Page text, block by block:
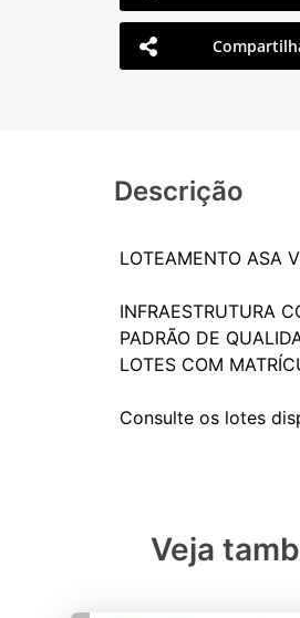
Descrição
LOTEAMENTO ASA
INFRAESTRUTURA
PADRÃO DE
LOTES COM
Veja